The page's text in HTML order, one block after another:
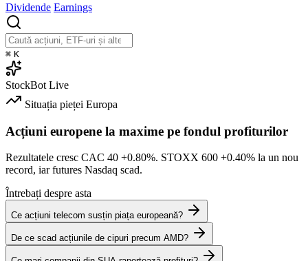
Dividende Earnings
⌘ K
StockBot Live
Situația pieței Europa
Acțiuni europene la maxime pe fondul profiturilor
Rezultatele cresc CAC 40 +0.80%. STOXX 600 +0.40% la un nou
record, iar futures Nasdaq scad.
Întrebați despre asta
Ce acțiuni telecom susțin piața europeană?
De ce scad acțiunile de cipuri precum AMD?